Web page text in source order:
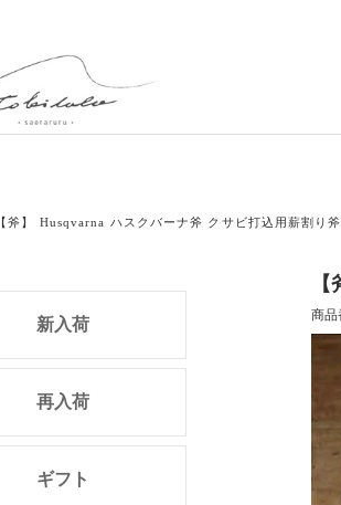
【斧】 Husqvarna ハスクバーナ斧 クサビ打込用薪割り
新入荷
再入荷
ギフト
商品